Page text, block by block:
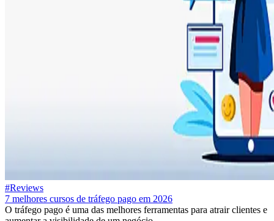
#Reviews
7 melhores cursos de tráfego pago em 2026
O tráfego pago é uma das melhores ferramentas para atrair clientes e